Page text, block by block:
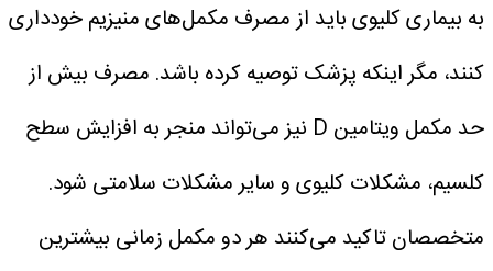
به بیماری کلیوی باید از مصرف مکمل‌های منیزیم خودداری
کنند، مگر اینکه پزشک توصیه کرده باشد. مصرف بیش از
حد مکمل ویتامین D نیز می‌تواند منجر به افزایش سطح
کلسیم، مشکلات کلیوی و سایر مشکلات سلامتی شود.
متخصصان تاکید می‌کنند هر دو مکمل زمانی بیشترین